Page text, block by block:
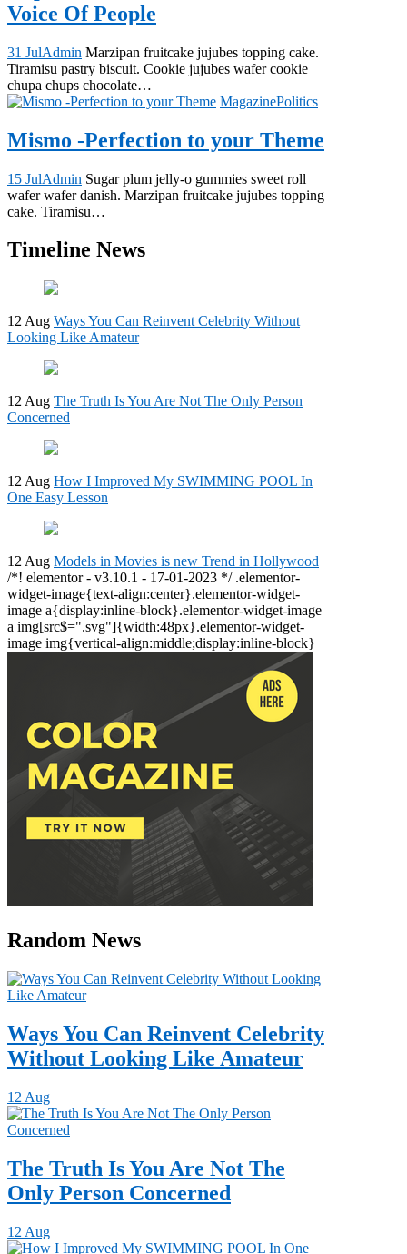
Voice Of People
31 JulAdmin Marzipan fruitcake jujubes topping cake.
Tiramisu pastry biscuit. Cookie jujubes wafer cookie
chupa chups chocolate…
MagazinePolitics
Mismo -Perfection to your Theme
15 JulAdmin Sugar plum jelly-o gummies sweet roll
wafer wafer danish. Marzipan fruitcake jujubes topping
cake. Tiramisu…
Timeline News
12 Aug Ways You Can Reinvent Celebrity Without
Looking Like Amateur
12 Aug The Truth Is You Are Not The Only Person
Concerned
12 Aug How I Improved My SWIMMING POOL In
One Easy Lesson
12 Aug Models in Movies is new Trend in Hollywood
/*! elementor - v3.10.1 - 17-01-2023 */ .elementor-
widget-image{text-align:center}.elementor-widget-
image a{display:inline-block}.elementor-widget-image
a img[src$=".svg"]{width:48px}.elementor-widget-
image img{vertical-align:middle;display:inline-block}
Random News
Ways You Can Reinvent Celebrity
Without Looking Like Amateur
12 Aug
The Truth Is You Are Not The
Only Person Concerned
12 Aug